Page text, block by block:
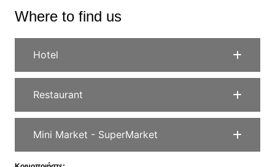
Where to find us
Hotel
Restaurant
Mini Market - SuperMarket